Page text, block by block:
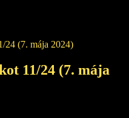
11/24 (7. mája